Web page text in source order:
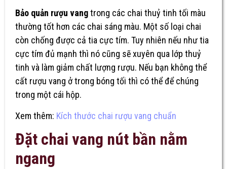
Bảo quản rượu vangtrong các chai thuỷ tinh tối màu
thường tốt hơn các chai sáng màu. Một số loại chai
còn chống được cả tia cực tím. Tuy nhiên nếu như tia
cực tím đủ mạnh thì nó cũng sẽ xuyên qua lớp thuỷ
tinh và làm giảm chất lượng rượu. Nếu bạn không thể
cất rượu vang ở trong bóng tối thì có thể để chúng
trong một cái hộp.
Xem thêm: Kích thước chai rượu vang chuẩn
Đặt chai vang nút bần nằm
ngang